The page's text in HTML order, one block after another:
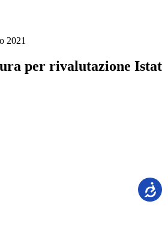
2021
per rivalutazione Istat